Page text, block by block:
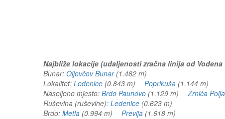
Najbliže lokacije (udaljenosti zračna linija od Vodena
Bunar: Oljevčov Bunar(1.482 m)
Lokalitet: Ledenice (0.843 m) Poprikuša (1.144 m)
Naseljeno mjesto: Brdo Paunovo (1.129 m)Zrnića
Ruševina (ruševine): Ledenice (0.623 m)
Brdo: Metla (0.994 m) Previja (1.618 m)